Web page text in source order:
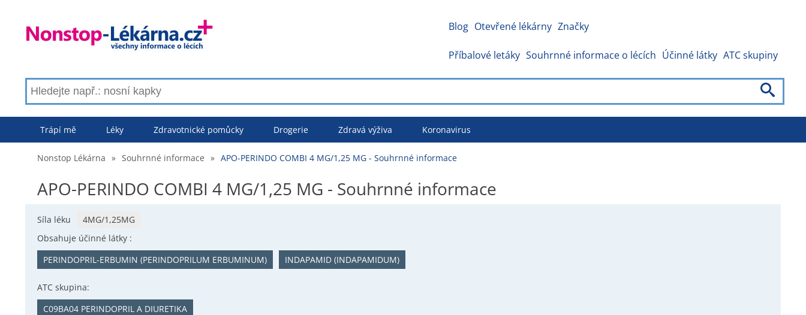
Blog Otevřené lékárny Značky
Příbalové letáky Souhrnné informace o lécích Účinné látky ATC skupiny
Trápí mě Léky Zdravotnické pomůcky Drogerie Zdravá výživa Koronavirus
Nonstop Lékárna » Souhrnné informace » APO-PERINDO COMBI 4 MG/1,25 MG - Souhrnné informace
APO-PERINDO COMBI 4 MG/1,25 MG - Souhrnné informace
Síla léku
4MG/1,25MG
Obsahuje účinné látky :
PERINDOPRIL-ERBUMIN (PERINDOPRILUM ERBUMINUM)
INDAPAMID (INDAPAMIDUM)
ATC skupina:
C09BA04 PERINDOPRIL A DIURETIKA